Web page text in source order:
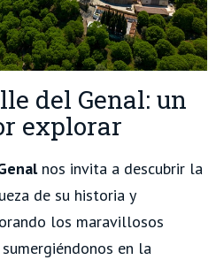
del Genal: un
explorar
nos invita a descubrir la
de su historia y
los maravillosos
en la